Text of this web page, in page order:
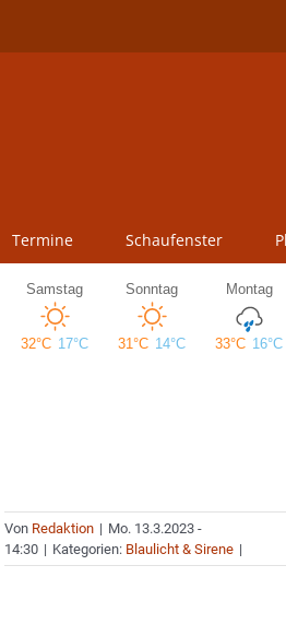
Termine Schaufenster
Von Redaktion | Mo. 13.3.2023 -
14:30 | Kategorien: Blaulicht & Sirene |